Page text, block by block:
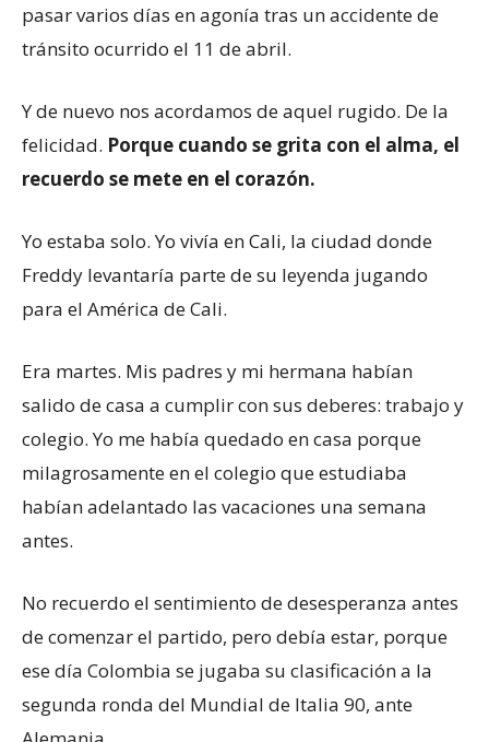
pasar varios días en agonía tras un accidente de
tránsito ocurrido el 11 de abril.
Y de nuevo nos acordamos de aquel rugido. De la
felicidad. Porque cuando se grita con el alma, el
recuerdo se mete en el corazón.
Yo estaba solo. Yo vivía en Cali, la ciudad donde
Freddy levantaría parte de su leyenda jugando
para el América de Cali.
Era martes. Mis padres y mi hermana habían
salido de casa a cumplir con sus deberes: trabajo y
colegio. Yo me había quedado en casa porque
milagrosamente en el colegio que estudiaba
habían adelantado las vacaciones una semana
antes.
No recuerdo el sentimiento de desesperanza antes
de comenzar el partido, pero debía estar, porque
ese día Colombia se jugaba su clasificación a la
segunda ronda del Mundial de Italia 90, ante